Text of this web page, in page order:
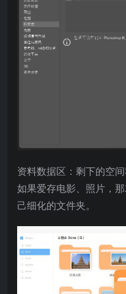
资料数据区：剩下的空
如果爱存电影、照片，
己细化的文件夹。​